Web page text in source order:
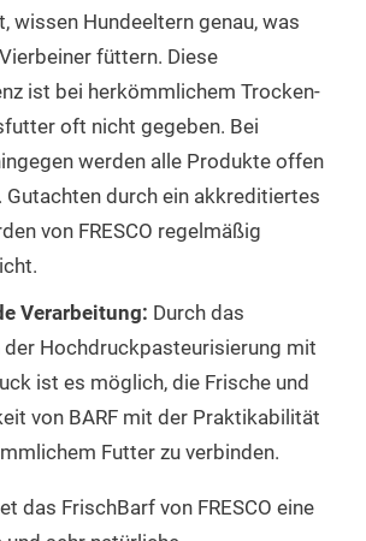
wissen Hundeeltern genau, was
füttern. Diese
ist bei herkömmlichem Trocken-
oft nicht gegeben. Bei
werden alle Produkte offen
Gutachten durch ein akkreditiertes
von FRESCO regelmäßig
Verarbeitung: Durch das
der Hochdruckpasteurisierung mit
ist es möglich, die Frische und
von BARF mit der Praktikabilität
Futter zu verbinden.
das FrischBarf von FRESCO eine